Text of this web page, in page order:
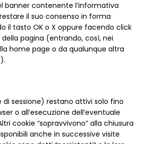
banner contenente l’informativa
il suo consenso in forma
il tasto OK o X oppure facendo click
pagina (entrando, così, nei
home page o da qualunque altra
di sessione) restano attivi solo fino
o all’esecuzione dell’eventuale
cookie “sopravvivono” alla chiusura
anche in successive visite